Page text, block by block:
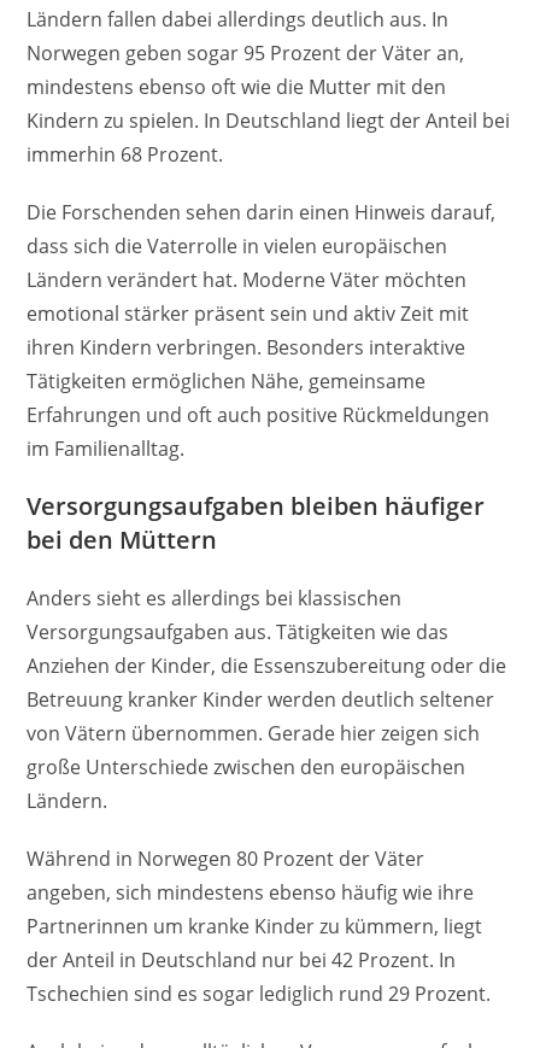
Ländern fallen dabei allerdings deutlich aus. In
Norwegen geben sogar 95 Prozent der Väter an,
mindestens ebenso oft wie die Mutter mit den
Kindern zu spielen. In Deutschland liegt der Anteil bei
immerhin 68 Prozent.
Die Forschenden sehen darin einen Hinweis darauf,
dass sich die Vaterrolle in vielen europäischen
Ländern verändert hat. Moderne Väter möchten
emotional stärker präsent sein und aktiv Zeit mit
ihren Kindern verbringen. Besonders interaktive
Tätigkeiten ermöglichen Nähe, gemeinsame
Erfahrungen und oft auch positive Rückmeldungen
im Familienalltag.
Versorgungsaufgaben bleiben häufiger
bei den Müttern
Anders sieht es allerdings bei klassischen
Versorgungsaufgaben aus. Tätigkeiten wie das
Anziehen der Kinder, die Essenszubereitung oder die
Betreuung kranker Kinder werden deutlich seltener
von Vätern übernommen. Gerade hier zeigen sich
große Unterschiede zwischen den europäischen
Ländern.
Während in Norwegen 80 Prozent der Väter
angeben, sich mindestens ebenso häufig wie ihre
Partnerinnen um kranke Kinder zu kümmern, liegt
der Anteil in Deutschland nur bei 42 Prozent. In
Tschechien sind es sogar lediglich rund 29 Prozent.